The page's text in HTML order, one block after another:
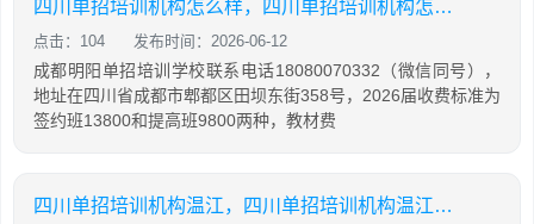
四川单招培训机构怎么样，四川单招培训机构怎么样知乎
点击：104 发布时间：2026-06-12
成都明阳单招培训学校联系电话18080070332（微信同号），
地址在四川省成都市郫都区田坝东街358号，2026届收费标准为
签约班13800和提高班9800两种，教材费
四川单招培训机构温江，四川单招培训机构温江有哪些